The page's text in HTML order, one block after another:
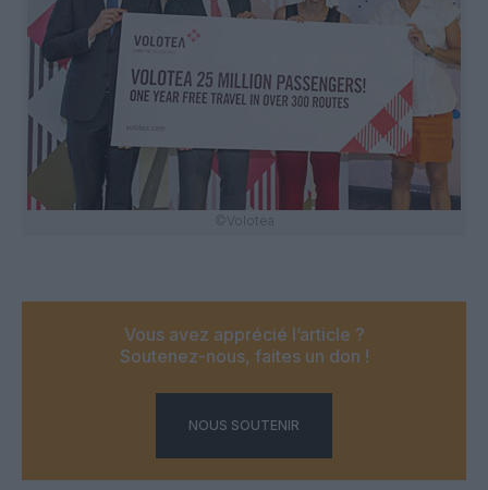
©Volotea
Vous avez apprécié l’article ?
Soutenez-nous, faites un don !
NOUS SOUTENIR